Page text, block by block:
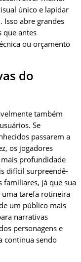
único e lapidar
Isso abre grandes
que antes
ou orçamento
do
também
Se
passarem a
os jogadores
profundidade
difícil surpreendê-
familiares, já que sua
tarefa rotineira
um público mais
narrativas
personagens e
continua sendo